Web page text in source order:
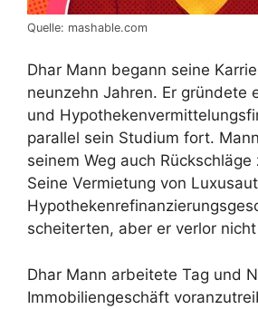
Quelle: mashable.com
Dhar Mann begann seine
neunzehn Jahren. Er gründete
und
parallel sein Studium fort.
seinem Weg auch
Seine Vermietung von
scheiterten, aber er verlor
Dhar Mann arbeitete Tag und
Immobiliengeschäft